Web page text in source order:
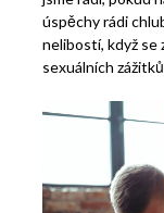
úspěchy rádi
nelibostí, když se
sexuálních